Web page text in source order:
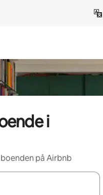
i
på Airbnb
kan du navigera med